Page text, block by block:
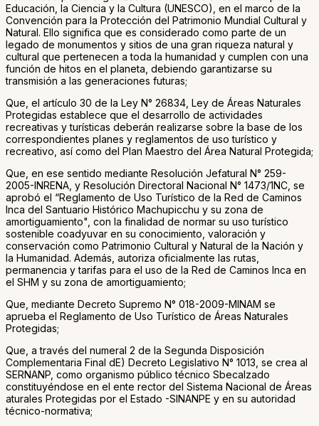
Educación, la Ciencia y la Cultura (UNESCO), en el marco de la
Convención para la Protección del Patrimonio Mundial Cultural y
Natural. Ello significa que es considerado como parte de un
legado de monumentos y sitios de una gran riqueza natural y
cultural que pertenecen a toda la humanidad y cumplen con una
función de hitos en el planeta, debiendo garantizarse su
transmisión a las generaciones futuras;
Que, el artículo 30 de la Ley N° 26834, Ley de Áreas Naturales
Protegidas establece que el desarrollo de actividades
recreativas y turísticas deberán realizarse sobre la base de los
correspondientes planes y reglamentos de uso turístico y
recreativo, así como del Plan Maestro del Área Natural Protegida;
Que, en ese sentido mediante Resolución Jefatural N° 259-
2005-INRENA, y Resolución Directoral Nacional N° 1473/1NC, se
aprobó el “Reglamento de Uso Turístico de la Red de Caminos
Inca del Santuario Histórico Machupicchu y su zona de
amortiguamiento", con la finalidad de normar su uso turístico
sostenible coadyuvar en su conocimiento, valoración y
conservación como Patrimonio Cultural y Natural de la Nación y
la Humanidad. Además, autoriza oficialmente las rutas,
permanencia y tarifas para el uso de la Red de Caminos Inca en
el SHM y su zona de amortiguamiento;
Que, mediante Decreto Supremo N° 018-2009-MINAM se
aprueba el Reglamento de Uso Turístico de Áreas Naturales
Protegidas;
Que, a través del numeral 2 de la Segunda Disposición
Complementaria Final dE) Decreto Legislativo N° 1013, se crea al
SERNANP, como organismo público técnico Sbecalzado
constituyéndose en el ente rector del Sistema Nacional de Áreas
aturales Protegidas por el Estado -SINANPE y en su autoridad
técnico-normativa;